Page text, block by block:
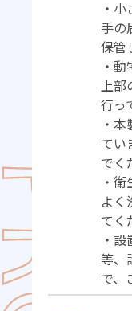
・
手の
保管
・
上部
行っ
・
てい
でく
・
よく
てく
・
等、
で、